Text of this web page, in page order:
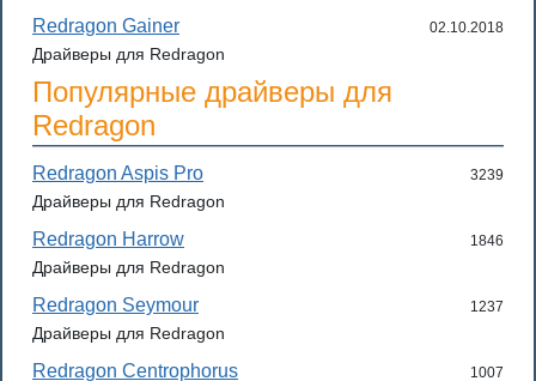
Redragon Gainer 02.10.2018
Драйверы для Redragon
Популярные драйверы для
Redragon
Redragon Aspis Pro 3239
Драйверы для Redragon
Redragon Harrow 1846
Драйверы для Redragon
Redragon Seymour 1237
Драйверы для Redragon
Redragon Centrophorus 1007